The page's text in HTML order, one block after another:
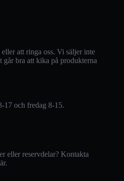
att ringa oss. Vi säljer inte
bra att kika på produkterna
17 och fredag 8-15.
eller reservdelar? Kontakta